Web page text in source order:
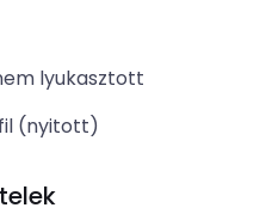
lyukasztott
(nyitott)